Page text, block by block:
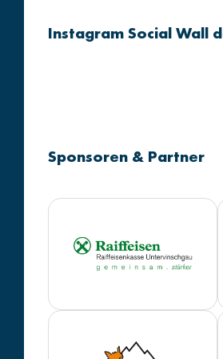
Instagram Social Wall
Sponsoren & Partner